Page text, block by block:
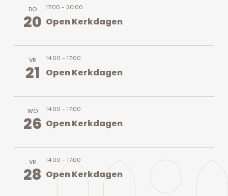
DO
20
17:00 - 20:00
Open Kerkdagen
VR
21
14:00 - 17:00
Open Kerkdagen
WO
26
14:00 - 17:00
Open Kerkdagen
VR
28
14:00 - 17:00
Open Kerkdagen